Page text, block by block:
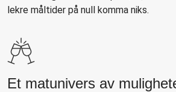
lekre måltider på null komma niks.
Et matunivers av